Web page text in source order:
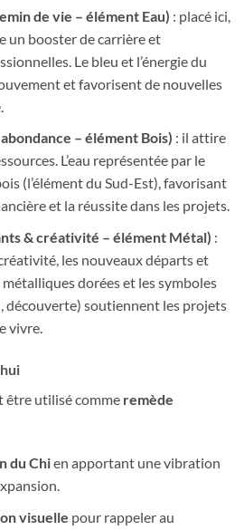
de vie – élément Eau) : placé ici,
un booster de carrière et
Le bleu et l’énergie du
et favorisent de nouvelles
– élément Bois) : il attire
L’eau représentée par le
(l’élément du Sud-Est), favorisant
et la réussite dans les projets.
& créativité – élément Métal) :
les nouveaux départs et
métalliques dorées et les symboles
découverte) soutiennent les projets
vivre.
être utilisé comme remède
du Chien apportant une vibration
visuelle pour rappeler au